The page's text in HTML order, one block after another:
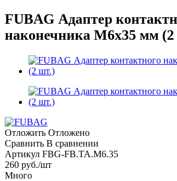
FUBAG Адаптер
наконечника M6х35 мм
Отложить Отложено
Сравнить В сравнении
Артикул FBG-FB.TA.M6.35
260 руб./шт
Много